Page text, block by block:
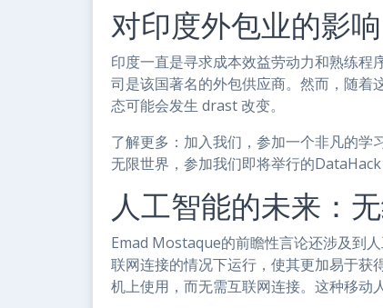
对印度外包业的影响
印度一直是寻求成本效益劳动力和熟练
司是该国著名的外包供应商。然而，随着
态可能会发生 drast 改变。
了解更多：加入我们，参加一个非凡的
无限世界，参加我们即将举行的DataHack
人工智能的未来：
Emad Mostaque的前瞻性言论还涉及到
联网连接的情况下运行，使其更加易于获
机上使用，而无需互联网连接。这种移动